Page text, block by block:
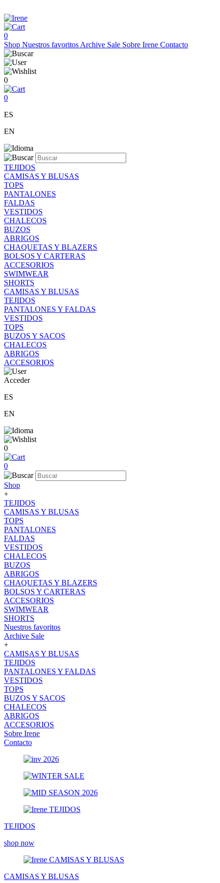
0
Shop Nuestros favoritos Archive Sale Sobre Irene Contacto
0
0
ES
EN
TEJIDOS
CAMISAS Y BLUSAS
TOPS
PANTALONES
FALDAS
VESTIDOS
CHALECOS
BUZOS
ABRIGOS
CHAQUETAS Y BLAZERS
BOLSOS Y CARTERAS
ACCESORIOS
SWIMWEAR
SHORTS
CAMISAS Y BLUSAS
TEJIDOS
PANTALONES Y FALDAS
VESTIDOS
TOPS
BUZOS Y SACOS
CHALECOS
ABRIGOS
ACCESORIOS
Acceder
ES
EN
0
0
Shop
+
TEJIDOS
CAMISAS Y BLUSAS
TOPS
PANTALONES
FALDAS
VESTIDOS
CHALECOS
BUZOS
ABRIGOS
CHAQUETAS Y BLAZERS
BOLSOS Y CARTERAS
ACCESORIOS
SWIMWEAR
SHORTS
Nuestros favoritos
Archive Sale
+
CAMISAS Y BLUSAS
TEJIDOS
PANTALONES Y FALDAS
VESTIDOS
TOPS
BUZOS Y SACOS
CHALECOS
ABRIGOS
ACCESORIOS
Sobre Irene
Contacto
TEJIDOS
shop now
CAMISAS Y BLUSAS